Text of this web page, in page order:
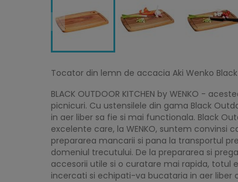
Tocator din lemn de accacia Aki Wenko
BLACK OUTDOOR KITCHEN by WENKO -
picnicuri. Cu ustensilele din gama Black
in aer liber sa fie si mai functionala. Black
excelente care, la WENKO, suntem
prepararea mancarii si pana la transportul
domeniul trecutului. De la prepararea si
accesorii utile si o curatare mai rapida, totul
incercati si echipati-va bucataria in aer liber